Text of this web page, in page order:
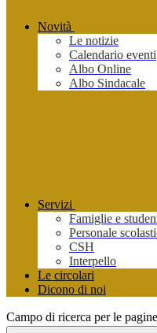
Novità
Le notizie
Calendario eventi
Albo Online
Albo Sindacale
Servizi
Famiglie e
Personale
CSH
Interpello
Le circolari
Dicono di noi
Campo di ricerca per le